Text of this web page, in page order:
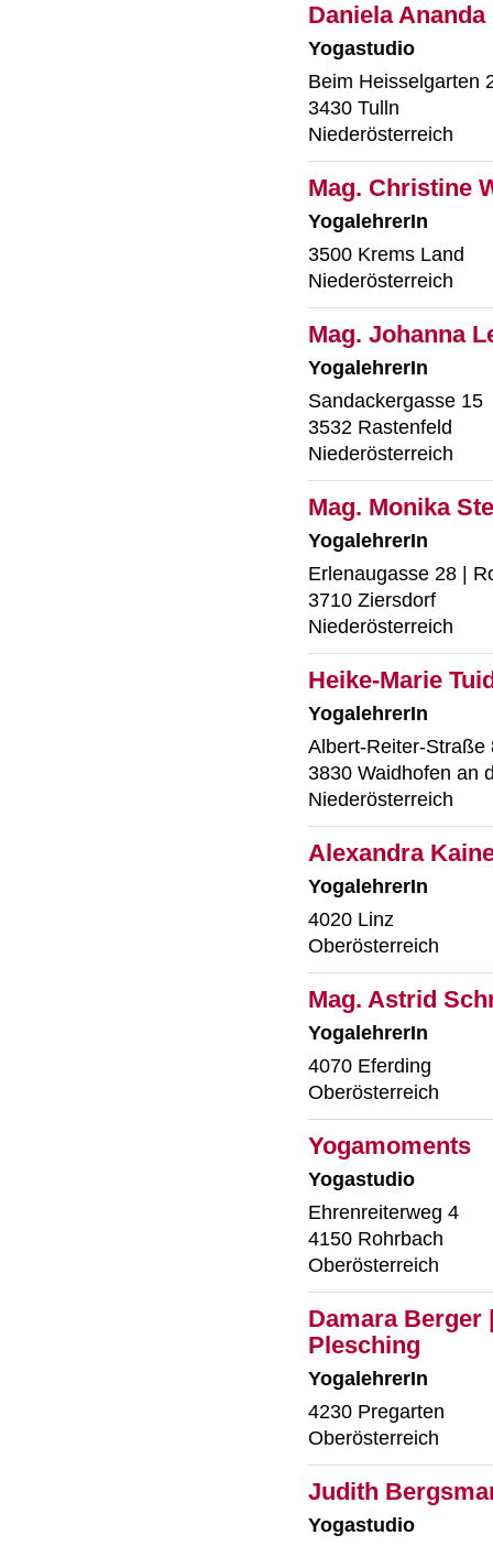
Daniela
Yogastudio
Beim Heisselgarten
3430 Tulln
Niederösterreich
Mag. Christine
YogalehrerIn
3500 Krems Land
Niederösterreich
Mag. Johanna
YogalehrerIn
Sandackergasse 15
3532 Rastenfeld
Niederösterreich
Mag. Monika
YogalehrerIn
Erlenaugasse 28 |
3710 Ziersdorf
Niederösterreich
Heike-Marie
YogalehrerIn
Albert-Reiter-Straße
3830 Waidhofen an
Niederösterreich
Alexandra
YogalehrerIn
4020 Linz
Oberösterreich
Mag. Astrid
YogalehrerIn
4070 Eferding
Oberösterreich
Yogamoments
Yogastudio
Ehrenreiterweg 4
4150 Rohrbach
Oberösterreich
Damara Berger
Plesching
YogalehrerIn
4230 Pregarten
Oberösterreich
Judith
Yogastudio